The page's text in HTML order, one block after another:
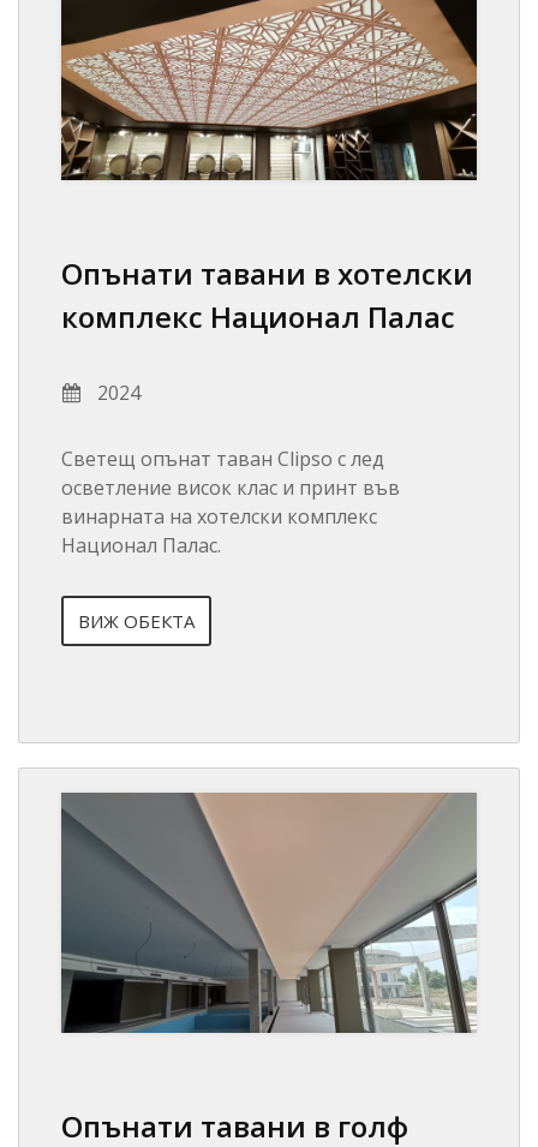
Опънати тавани в хотелски
комплекс Национал Палас
2024
Светещ опънат таван Clipso с лед
осветление висок клас и принт във
винарната на хотелски комплекс
Национал Палас.
ВИЖ ОБЕКТА
Опънати тавани в голф